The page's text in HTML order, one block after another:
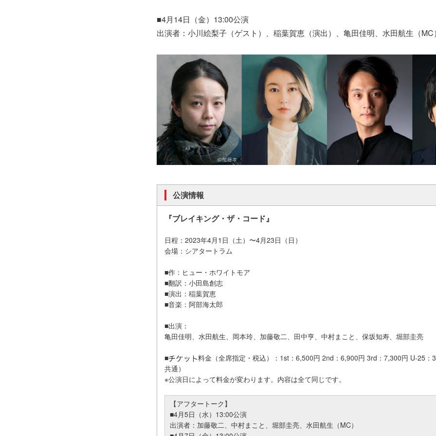
■4月14日（金）13:00公演
出演者：小川絵梨子（ゲスト）、稲葉賀恵（演出）、亀田佳明、水田航生（MC
公演情報
『ブレイキング・ザ・コード』
日程：2023年4月1日（土）〜4月23日（日）
会場：シアタートラム
■作：ヒュー・ホワイトモア
■翻訳：小田島創志
■演出：稲葉賀恵
■音楽：阿部海太郎
■出演：
亀田佳明、水田航生、岡本玲、加藤敬二、田中亨、中村まこと、保坂知寿、堀部圭亮
■
料金（全席指定・税込）：1st：6,500円 2nd：6,900円 3rd：7,300円 U-25：
共通）
※公演日によって料金が変わります。内容は全て同じです。
【アフタートーク】
■4月5日（水）13:00公演
出演者：加藤敬二、中村まこと、堀部圭亮、水田航生（MC）